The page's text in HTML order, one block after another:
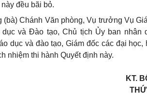
đều bãi bỏ.
(bà) Chánh Văn phòng, Vụ trưởng Vụ
và Đào tạo, Chủ tịch Ủy ban nhân
dục và đào tạo, Giám đốc các đại
nhiệm thi hành Quyết định này.
KT.